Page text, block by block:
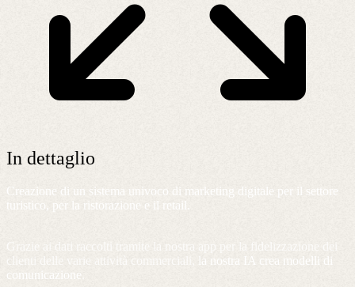
In dettaglio
Creazione di un sistema univoco di marketing digitale per il settore
turistico, per la ristorazione e il retail.
Grazie ai dati raccolti tramite la nostra app per la fidelizzazione dei
clienti delle varie attività commerciali,
la nostra IA crea modelli di
comunicazione